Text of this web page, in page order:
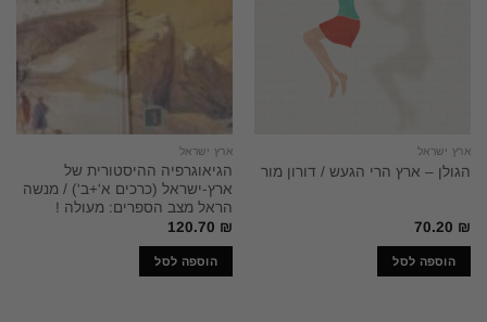
ארץ ישראל
הגולן – ארץ הרי הגעש / דורון מור
70.20 ₪
הוספה לסל
ארץ ישראל
הגיאוגרפיה ההיסטורית של
ארץ-ישראל (כרכים א'+ב') / מנשה
הראל מצב הספרים: מעולה !
120.70 ₪
הוספה לסל